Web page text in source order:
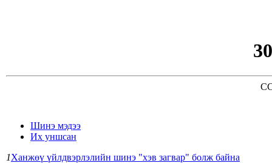
Шинэ мэдээ
Их уншсан
1Ханжөү үйлдвэрлэлийн шинэ "хэв загвар" болж байна